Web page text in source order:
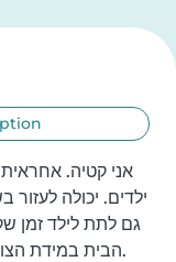
הבית במידת